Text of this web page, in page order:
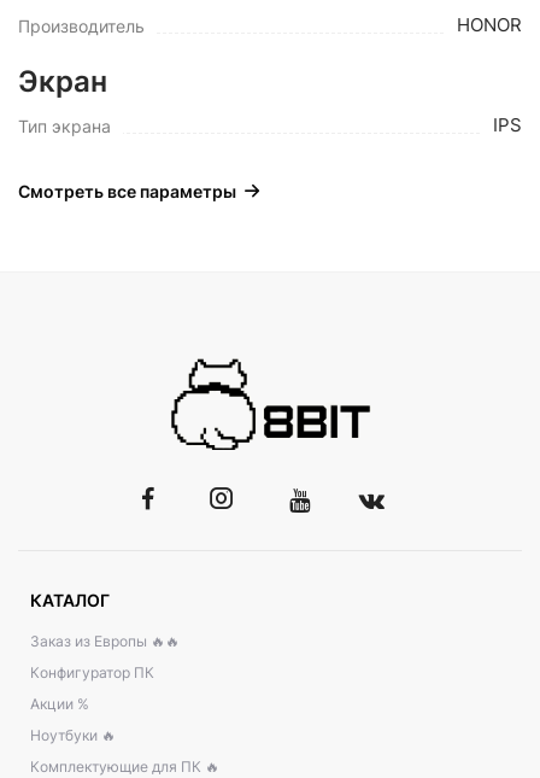
Производитель HONOR
Экран
Тип экрана IPS
Смотреть все параметры
КАТАЛОГ
Заказ из Европы 🔥🔥
Конфигуратор ПК
Акции %
Ноутбуки 🔥
Комплектующие для ПК 🔥